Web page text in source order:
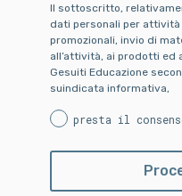
Il sottoscritto,
dati personali per
promozionali, invio di
all’attività, ai prodotti ed
Gesuiti Educazione
suindicata informativa,
presta il